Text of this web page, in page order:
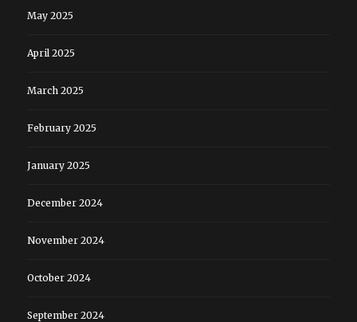
May 2025
April 2025
March 2025
February 2025
January 2025
December 2024
November 2024
October 2024
September 2024